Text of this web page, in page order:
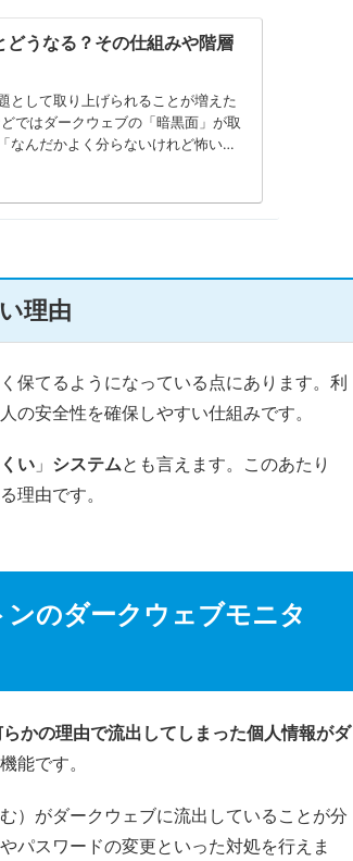
うなる？その仕組みや階層
として取り上げられることが増えた
なんだかよく分らないけれど怖いも
いる印象です。
理由
保てるようになっている点にあります。利
の安全性を確保しやすい仕組みです。
い 」 システムとも言えます。このあたり
理由です。
のダークウェブモニタ
かの理由で流出してしまった個人情報がダ
機能です。
）がダークウェブに流出していることが分
パスワードの変更といった対処を行えま